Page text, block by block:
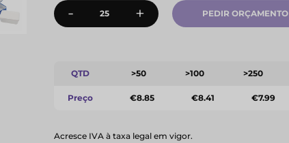
- + PEDIR ORÇAMENTO
QTD >50 >100 >250
Preço €8.85 €8.41 €7.99
Acresce IVA à taxa legal em vigor.